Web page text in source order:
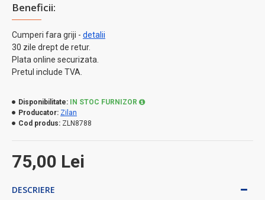
Beneficii:
Cumperi fara griji - detalii
30 zile drept de retur.
Plata online securizata.
Pretul include TVA.
75,00 Lei
Disponibilitate:
IN STOC FURNIZOR
Producator: Zilan
Cod produs: ZLN8788
DESCRIERE